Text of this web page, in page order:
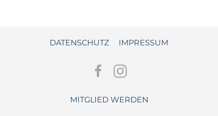
DATENSCHUTZ IMPRESSUM
MITGLIED WERDEN